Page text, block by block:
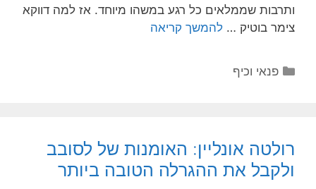
ותרבות שממלאים כל רגע במשהו מיוחד. אז למה דווקא
צימר בוטיק … להמשך קריאה
קטגוריות
פנאי וכיף
רולטה אונליין: האומנות של לסובב
ולקבל את ההגרלה הטובה ביותר